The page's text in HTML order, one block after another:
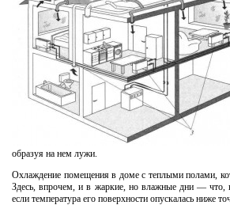
образуя на нем лужи.
Охлаждение помещения в доме с теплыми полами,
Здесь, впрочем, и в жаркие, но влажные дни —
если температура его поверхности опускалась ниже